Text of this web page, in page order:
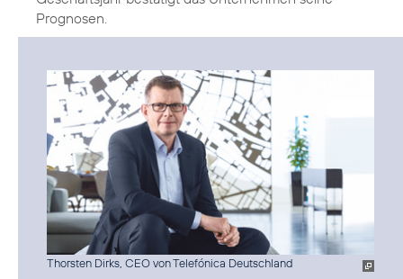
Prognosen.
Thorsten Dirks, CEO von Telefónica Deutschland